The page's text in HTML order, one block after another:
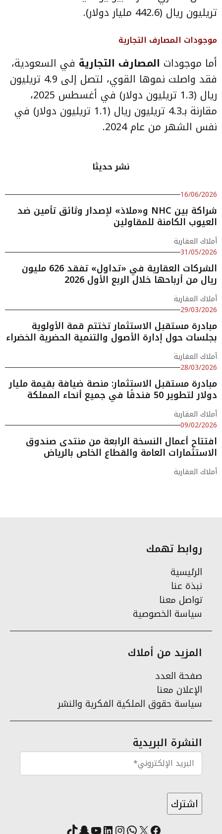
تريليون ريال (442.6 مليار دولار).
موجودات المصارف التجارية
أما موجودات المصارف التجارية في السعودية،
فقد واصلت نموها القوي، لتصل إلى 4.9 تريليون
ريال (1.3 تريليون دولار) في أغسطس 2025،
مقارنة بـ4.3 تريليون ريال (1.1 تريليون دولار) في
نفس الشهر من عام 2024.
نشر حديثا
16/06/2026
شراكة بين NHC و«ملاذ» لإصدار وثائق تأمين ضد
العيوب الكامنة للمقاولين
أملاك العقارية
31/05/2026
الشركات العقارية في «تداول» تفقد 626 مليون
ريال من أرباحها خلال الربع الأول 2026
أملاك العقارية
29/03/2026
مبادرة مستقبل الاستثمار تختتم قمة الأولوية
بجلسات حول إدارة الأصول والتنمية الحضرية الخضراء
أملاك العقارية
28/03/2026
مبادرة مستقبل الاستثمار: منصة ضيافة بقيمة مليار
دولار لتطوير 50 فندقًا في جميع أنحاء المملكة
أملاك العقارية
09/02/2026
افتتاح أعمال النسخة الرابعة من منتدى صندوق
الاستثمارات العامة والقطاع الخاص بالرياض
أملاك العقارية
روابط تهمك
الرئيسية
نبذة عنا
تواصل معنا
سياسة الخصوصية
المزيد من أملاك
صفحة العدد
الإعلان معنا
سياسة حقوق الملكية الفكرية والنشر
النشرة البريدية